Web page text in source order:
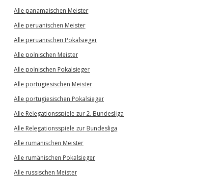
Alle panamaischen Meister
Alle peruanischen Meister
Alle peruanischen Pokalsieger
Alle polnischen Meister
Alle polnischen Pokalsieger
Alle portugiesischen Meister
Alle portugiesischen Pokalsieger
Alle Relegationsspiele zur 2. Bundesliga
Alle Relegationsspiele zur Bundesliga
Alle rumänischen Meister
Alle rumänischen Pokalsieger
Alle russischen Meister